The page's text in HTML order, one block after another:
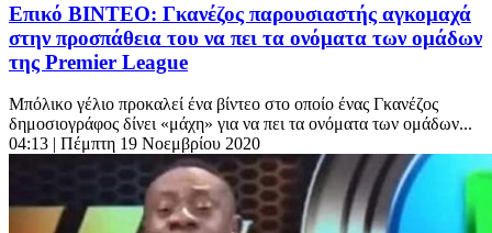
Επικό ΒΙΝΤΕΟ: Γκανέζος παρουσιαστής αγκομαχά
στην προσπάθεια του να πει τα ονόματα των ομάδων
της Premier League
Μπόλικο γέλιο προκαλεί ένα βίντεο στο οποίο ένας Γκανέζος
δημοσιογράφος δίνει «μάχη» για να πει τα ονόματα των ομάδων...
04:13 | Πέμπτη 19 Νοεμβρίου 2020